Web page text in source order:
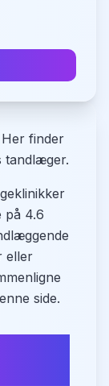
finder
tandlæger.
på 4.6
eller
side.